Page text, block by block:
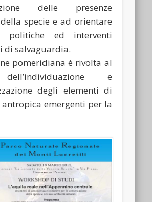
delle presenze
specie e ad orientare
politiche ed interventi
di salvaguardia.
pomeridiana è rivolta al
e
degli elementi di
emergenti per la